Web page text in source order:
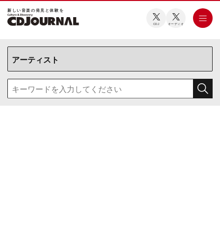
新しい⾳楽の発⾒と体験を
CDJ オーディオ